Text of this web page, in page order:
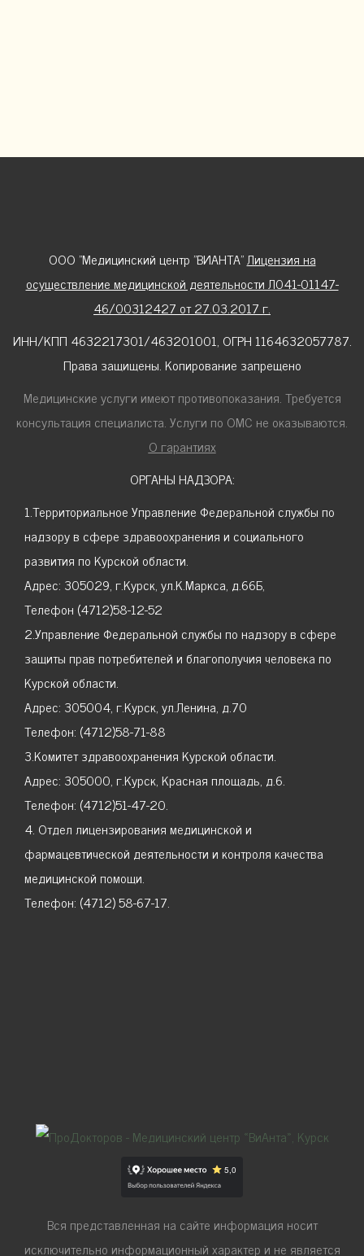
ООО "Медицинский центр "ВИАНТА"Лицензия на
осуществление медицинской деятельности Л041-01147-
46/00312427 от 27.03.2017 г.
ИНН/КПП 4632217301/463201001, ОГРН 1164632057787.
Права защищены. Копирование запрещено
Медицинские услуги имеют противопоказания. Требуется
консультация специалиста. Услуги по ОМС не оказываются.
О гарантиях
ОРГАНЫ НАДЗОРА:
1.Территориальное Управление Федеральной службы по
надзору в сфере здравоохранения и социального
развития по Курской области.
Адрес: 305029, г.Курск, ул.К.Маркса, д.66Б,
Телефон (4712)58-12-52
2.Управление Федеральной службы по надзору в сфере
защиты прав потребителей и благополучия человека по
Курской области.
Адрес: 305004, г.Курск, ул.Ленина, д.70
Телефон: (4712)58-71-88
3.Комитет здравоохранения Курской области.
Адрес: 305000, г.Курск, Красная площадь, д.6.
Телефон: (4712)51-47-20.
4. Отдел лицензирования медицинской и
фармацевтической деятельности и контроля качества
медицинской помощи.
Телефон: (4712) 58-67-17.
Вся представленная на сайте информация носит
исключительно информационный характер и не является